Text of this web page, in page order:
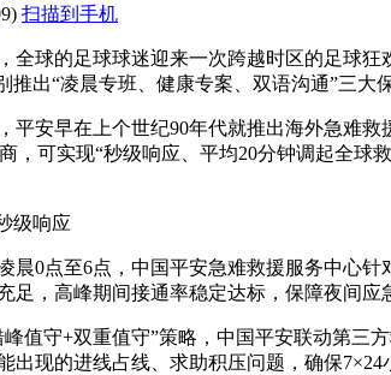
扫描到手机
全球的足球球迷迎来一次跨越时区的足球
出“凌晨专班、健康专案、双语沟通”三
平安早在上个世纪90年代就推出海外急难
，可实现“秒级响应、平均20分钟调起全
级响应
晨0点至6点，中国平安急难救援服务中心
，高峰期间接通率稳定达标，保障夜间应
值守+双重值守”策略，中国平安联动第
出现的进线占线、求助积压问题，确保